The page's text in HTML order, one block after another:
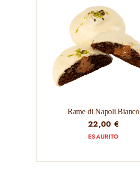
Rame di Napoli Bianco
22,00 €
ESAURITO